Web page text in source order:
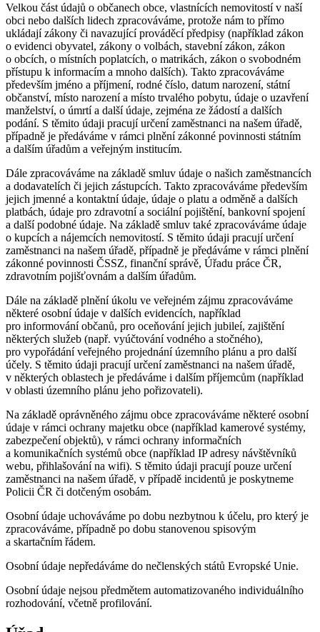
Velkou část údajů o občanech obce, vlastnících nemovitostí v naší
obci nebo dalších lidech zpracováváme, protože nám to přímo
ukládají zákony či navazující prováděcí předpisy (například zákon
o evidenci obyvatel, zákony o volbách, stavební zákon, zákon
o obcích, o místních poplatcích, o matrikách, zákon o svobodném
přístupu k informacím a mnoho dalších). Takto zpracováváme
především jméno a příjmení, rodné číslo, datum narození, státní
občanství, místo narození a místo trvalého pobytu, údaje o uzavření
manželství, o úmrtí a další údaje, zejména ze žádostí a dalších
podání. S těmito údaji pracují určení zaměstnanci na našem úřadě,
případně je předáváme v rámci plnění zákonné povinnosti státním
a dalším úřadům a veřejným institucím.
Dále zpracováváme na základě smluv údaje o našich zaměstnancích
a dodavatelích či jejich zástupcích. Takto zpracováváme především
jejich jmenné a kontaktní údaje, údaje o platu a odměně a dalších
platbách, údaje pro zdravotní a sociální pojištění, bankovní spojení
a další podobné údaje. Na základě smluv také zpracováváme údaje
o kupcích a nájemcích nemovitostí. S těmito údaji pracují určení
zaměstnanci na našem úřadě, případně je předáváme v rámci plnění
zákonné povinnosti ČSSZ, finanční správě, Úřadu práce ČR,
zdravotním pojišťovnám a dalším úřadům.
Dále na základě plnění úkolu ve veřejném zájmu zpracováváme
některé osobní údaje v dalších evidencích, například
pro informování občanů, pro oceňování jejich jubileí, zajištění
některých služeb (např. vyúčtování vodného a stočného),
pro vypořádání veřejného projednání územního plánu a pro další
účely. S těmito údaji pracují určení zaměstnanci na našem úřadě,
v některých oblastech je předáváme i dalším příjemcům (například
v oblasti územního plánu jeho pořizovateli).
Na základě oprávněného zájmu obce zpracováváme některé osobní
údaje v rámci ochrany majetku obce (například kamerové systémy,
zabezpečení objektů), v rámci ochrany informačních
a komunikačních systémů obce (například IP adresy návštěvníků
webu, přihlašování na wifi). S těmito údaji pracují pouze určení
zaměstnanci na našem úřadě, v případě incidentů je poskytneme
Policii ČR či dotčeným osobám.
Osobní údaje uchováváme po dobu nezbytnou k účelu, pro který je
zpracováváme, případně po dobu stanovenou spisovým
a skartačním řádem.
Osobní údaje nepředáváme do nečlenských států Evropské Unie.
Osobní údaje nejsou předmětem automatizovaného individuálního
rozhodování, včetně profilování.